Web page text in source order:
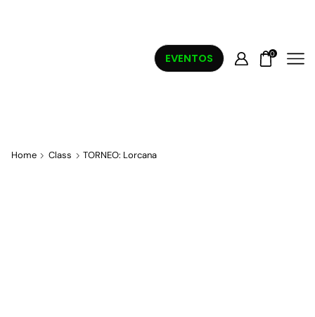
EVENTOS 0
Home Class TORNEO: Lorcana